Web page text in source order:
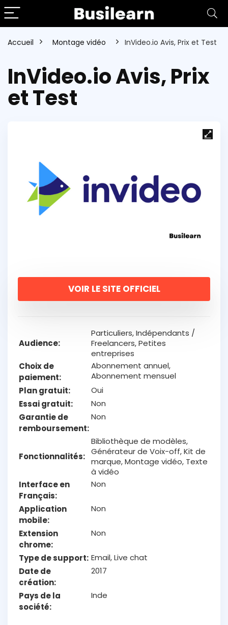
Accueil Montage vidéo InVideo.io Avis, Prix et Test
InVideo.io Avis, Prix
et Test
VOIR LE SITE OFFICIEL
Audience
Particuliers, Indépendants /
Freelancers, Petites
entreprises
Choix de
paiement
Abonnement annuel,
Abonnement mensuel
Plan gratuit
Oui
Essai gratuit
Non
Garantie de
remboursement
Non
Fonctionnalités
Bibliothèque de modèles,
Générateur de Voix-off, Kit de
marque, Montage vidéo, Texte
à vidéo
Interface en
Français
Non
Application
mobile
Non
Extension
chrome
Non
Type de support Email, Live chat
Date de
création
2017
Pays de la
société
Inde